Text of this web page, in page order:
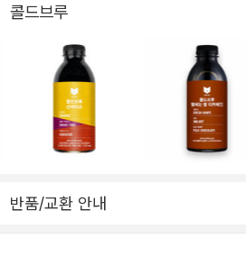
콜드브루
반품/교환 안내